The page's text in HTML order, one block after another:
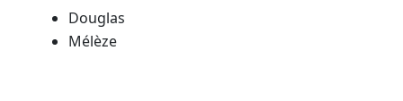
Douglas
Mélèze